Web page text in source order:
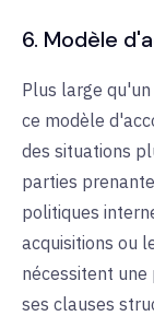
6. Modèle
Plus large
ce modèle
des situations
parties
politiques
acquisitions ou
nécessitent une
ses clauses